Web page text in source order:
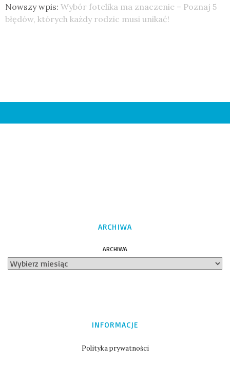
Nowszy wpis: Wybór fotelika ma znaczenie – Poznaj 5
błędów, których każdy rodzic musi unikać!
ARCHIWA
ARCHIWA
INFORMACJE
Polityka prywatności